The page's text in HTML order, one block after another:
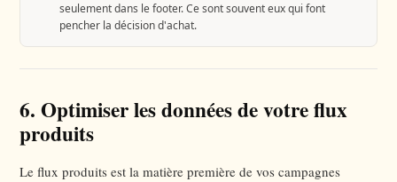
seulement dans le footer. Ce sont souvent eux qui font
pencher la décision d'achat.
6. Optimiser les données de votre flux
produits
Le flux produits est la matière première de vos campagnes